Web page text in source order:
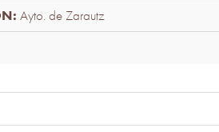
Ayto. de Zarautz